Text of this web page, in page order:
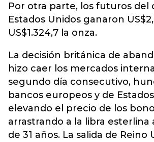
Por otra parte, los futuros del
Estados Unidos ganaron
US$1.324,7 la onza.
La decisión británica de
hizo caer los mercados
segundo día consecutivo,
bancos europeos y de
elevando el precio de los
arrastrando a la libra esterlina
de 31 años. La salida de Reino